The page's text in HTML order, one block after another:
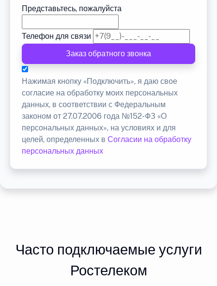
Представьтесь, пожалуйста
Телефон для связи
Заказ обратного звонка
Нажимая кнопку «Подключить», я даю свое
согласие на обработку моих персональных
данных, в соответствии с Федеральным
законом от 27.07.2006 года №152-ФЗ «О
персональных данных», на условиях и для
целей, определенных в Согласии на обработку
персональных данных
Часто подключаемые услуги
Ростелеком